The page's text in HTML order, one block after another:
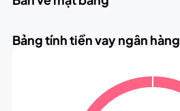
Bảng tính tiền vay ngân hàng